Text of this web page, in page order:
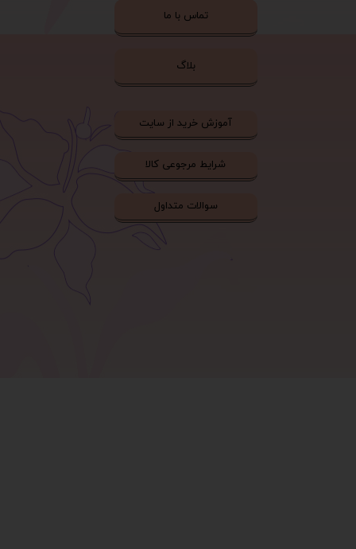
تماس با ما
بلاگ
آموزش خرید از سایت
شرایط مرجوعی کالا
سوالات متداول